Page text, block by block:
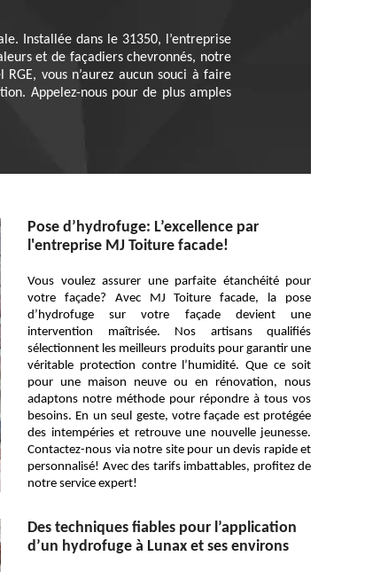
Installée dans le 31350, l’entreprise
et de façadiers chevronnés, notre
vous n’aurez aucun souci à faire
Appelez-nous pour de plus amples
Pose d’hydrofuge: L’excellence par
l'entreprise MJ Toiture facade!
Vous voulez assurer une parfaite étanchéité pour
votre façade? Avec MJ Toiture facade, la pose
d’hydrofuge sur votre façade devient une
intervention maîtrisée. Nos artisans qualifiés
sélectionnent les meilleurs produits pour garantir une
véritable protection contre l’humidité. Que ce soit
pour une maison neuve ou en rénovation, nous
adaptons notre méthode pour répondre à tous vos
besoins. En un seul geste, votre façade est protégée
des intempéries et retrouve une nouvelle jeunesse.
Contactez-nous via notre site pour un devis rapide et
personnalisé! Avec des tarifs imbattables, profitez de
notre service expert!
Des techniques fiables pour l’application
d’un hydrofuge à Lunax et ses environs